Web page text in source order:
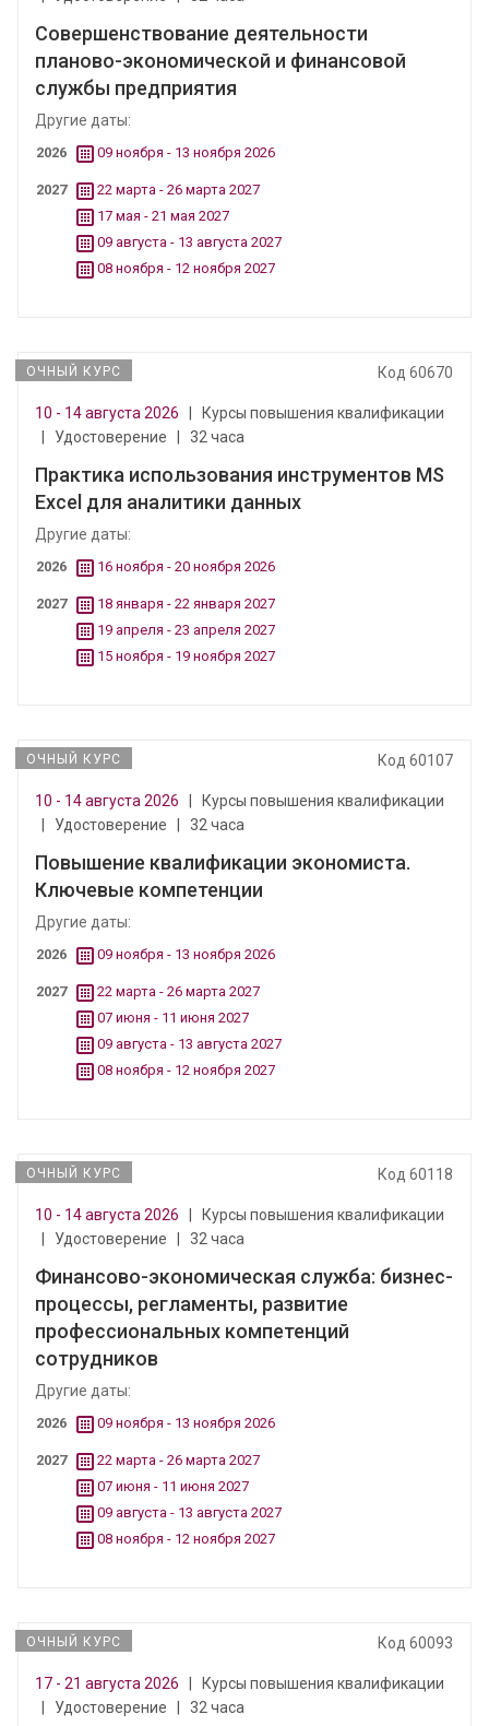
Совершенствование деятельности
планово-экономической и финансовой
службы предприятия
Другие даты:
2026 09 ноября - 13 ноября 2026
2027
22 марта - 26 марта 2027
17 мая - 21 мая 2027
09 августа - 13 августа 2027
08 ноября - 12 ноября 2027
ОЧНЫЙ КУРС Код 60670
10 - 14 августа 2026
Курсы повышения квалификации
Удостоверение 32 часа
Практика использования инструментов MS
Excel для аналитики данных
Другие даты:
2026 16 ноября - 20 ноября 2026
2027
18 января - 22 января 2027
19 апреля - 23 апреля 2027
15 ноября - 19 ноября 2027
ОЧНЫЙ КУРС Код 60107
10 - 14 августа 2026
Курсы повышения квалификации
Удостоверение 32 часа
Повышение квалификации экономиста.
Ключевые компетенции
Другие даты:
2026 09 ноября - 13 ноября 2026
2027
22 марта - 26 марта 2027
07 июня - 11 июня 2027
09 августа - 13 августа 2027
08 ноября - 12 ноября 2027
ОЧНЫЙ КУРС Код 60118
10 - 14 августа 2026
Курсы повышения квалификации
Удостоверение 32 часа
Финансово-экономическая служба: бизнес-
процессы, регламенты, развитие
профессиональных компетенций
сотрудников
Другие даты:
2026 09 ноября - 13 ноября 2026
2027
22 марта - 26 марта 2027
07 июня - 11 июня 2027
09 августа - 13 августа 2027
08 ноября - 12 ноября 2027
ОЧНЫЙ КУРС Код 60093
17 - 21 августа 2026
Курсы повышения квалификации
Удостоверение 32 часа